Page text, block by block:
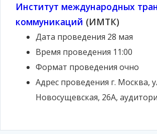
Институт международных
коммуникаций (ИМТК)
Дата проведения 28 мая
Время проведения 11:00
Формат проведения очно
Адрес проведения г. Москва,
Новосущевская, 26А,